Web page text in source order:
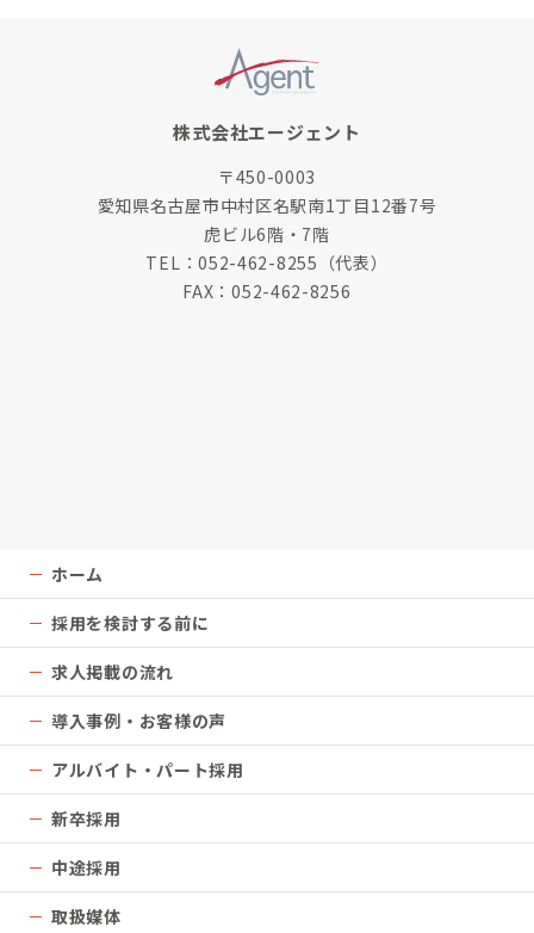
株式会社エージェント
〒450-0003
愛知県名古屋市中村区名駅南1丁目12番7号
虎ビル6階・7階
TEL：052-462-8255 （代表）
FAX：052-462-8256
ホーム
採用を検討する前に
求人掲載の流れ
導入事例・お客様の声
アルバイト・パート採用
新卒採用
中途採用
取扱媒体